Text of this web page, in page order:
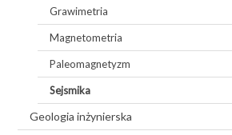
Grawimetria
Magnetometria
Paleomagnetyzm
Sejsmika
Geologia inżynierska